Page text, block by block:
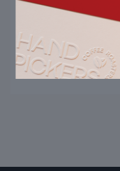
DK burrs grinder
80mm